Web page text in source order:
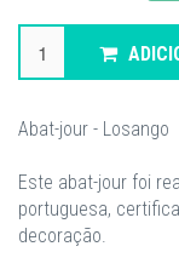
Abat-jour - Losango
Este abat-jour foi
portuguesa,
decoração.